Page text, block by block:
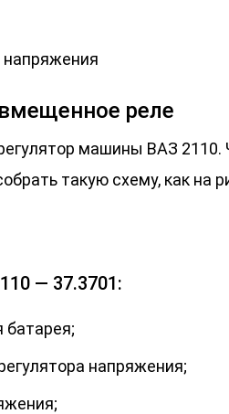
напряжения
реле
машины ВАЗ 2110.
такую схему, как на
— 37.3701:
батарея;
напряжения;